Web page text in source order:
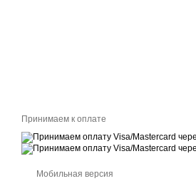
Принимаем к оплате
Мобильная версия